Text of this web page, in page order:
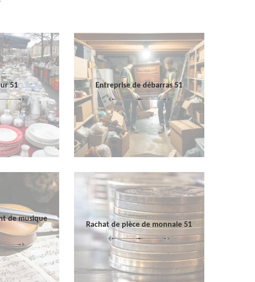
51 Entreprise de débarras 51
de musique
Rachat de pièce de monnaie 51